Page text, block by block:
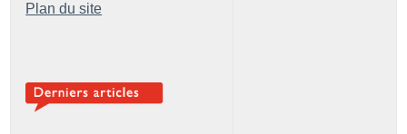
Plan du site